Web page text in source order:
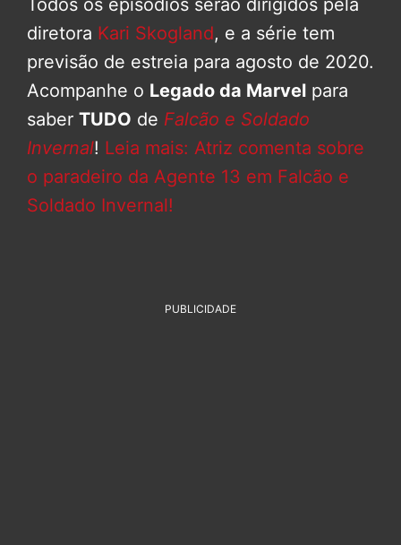
Todos os episódios serão dirigidos pela
diretora Kari Skogland, e a série tem
previsão de estreia para agosto de 2020.
Acompanhe o Legado da Marvel para
saber TUDO de Falcão e Soldado
Invernal! Leia mais: Atriz comenta sobre
o paradeiro da Agente 13 em Falcão e
Soldado Invernal!
PUBLICIDADE